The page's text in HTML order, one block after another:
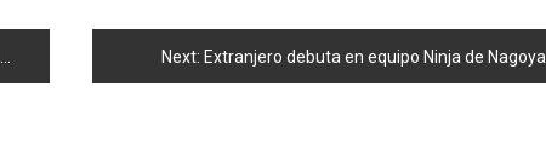
Next: Extranjero debuta en equipo Ninja de Nagoya